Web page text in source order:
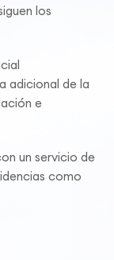
los
adicional de la
e
un servicio de
como